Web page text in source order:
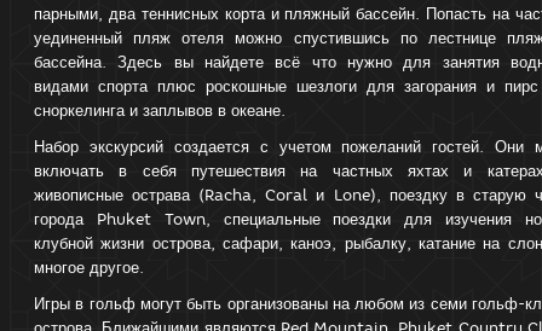
парными, два теннисных корта и пляжный бассейн. Попасть на
уединенный пляж отеля можно спустившись по лестнице
бассейна. Здесь вы найдете всё что нужно для занятия
видами спорта плюс роскошные шезлоги для загорания и
сноркелинга и заплывов в океане.
Набор экскурсий создается с учетом пожеланий гостей. Они
включать в себя путешествия на частных яхтах и
живописные острава (Racha, Coral и Lone), поездку в старую
города Phuket Town, специальные поездки для изучения
клубной жизни острова, сафари, каноэ, рыбалку, катание на
многое другое.
Игры в гольф могут быть организованы на любом из семи гольф-
острова. Ближайшими являются Red Mountain, Phuket Country